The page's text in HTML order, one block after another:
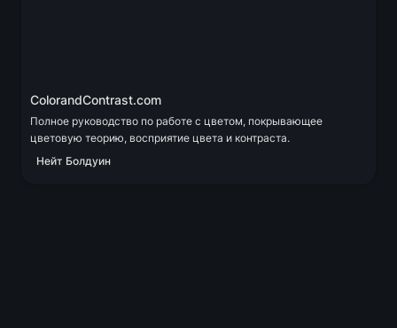
ColorandContrast.com
Полное руководство по работе с цветом, покрывающее
цветовую теорию, восприятие цвета и контраста.
Нейт Болдуин